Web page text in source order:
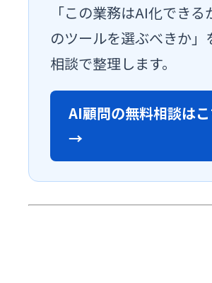
「この業務はAI化できる
のツールを選ぶべきか」
相談で整理します。
AI顧問の無料相談は
→